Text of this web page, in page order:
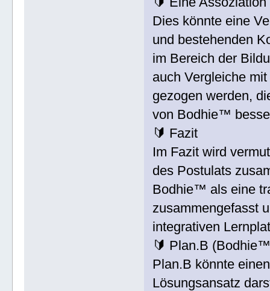
Dies könnte eine
und bestehenden
im Bereich der
auch Vergleiche
gezogen werden,
von Bodhie™
🔰 Fazit
Im Fazit wird
des Postulats
Bodhie™ als eine
zusammengefasst
integrativen
🔰 Plan.B
Plan.B könnte
Lösungsansatz